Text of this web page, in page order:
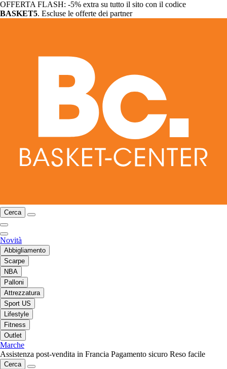
OFFERTA FLASH: -5% extra su tutto il sito con il codice
BASKET5. Escluse le offerte dei partner
Cerca
Novità
Abbigliamento
Scarpe
NBA
Palloni
Attrezzatura
Sport US
Lifestyle
Fitness
Outlet
Marche
Assistenza post-vendita in Francia Pagamento sicuro Reso facile
Cerca